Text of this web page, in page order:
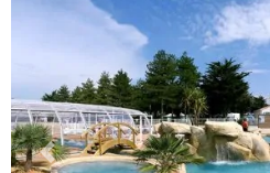
Vorige